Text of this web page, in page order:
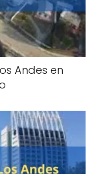
Andes en